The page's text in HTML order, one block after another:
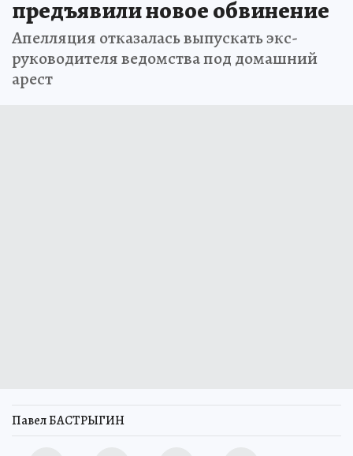
предъявили новое обвинение
Апелляция отказалась выпускать экс-
руководителя ведомства под домашний
арест
Павел БАСТРЫГИН